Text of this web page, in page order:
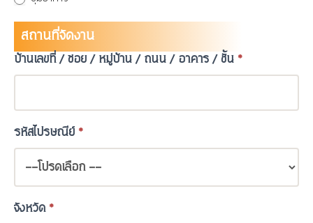
สถานที่จัดงาน
บ้านเลขที่ / ซอย / หมู่บ้าน / ถนน / อาคาร / ชั้น *
รหัสไปรษณีย์ *
จังหวัด*